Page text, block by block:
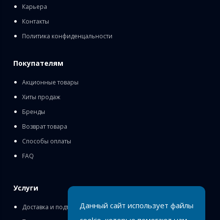
Карьера
Контакты
Политика конфиденцальности
Покупателям
Акционные товары
Хиты продаж
Бренды
Возврат товара
Способы оплаты
FAQ
Услуги
Доставка и подъём
Данный сайт использует файлы